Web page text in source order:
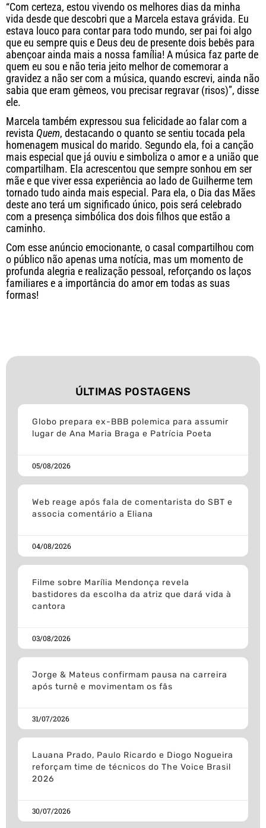
“Com certeza, estou vivendo os melhores dias da minha
vida desde que descobri que a Marcela estava grávida. Eu
estava louco para contar para todo mundo, ser pai foi algo
que eu sempre quis e Deus deu de presente dois bebês para
abençoar ainda mais a nossa família! A música faz parte de
quem eu sou e não teria jeito melhor de comemorar a
gravidez a não ser com a música, quando escrevi, ainda não
sabia que eram gêmeos, vou precisar regravar (risos)”, disse
ele.
Marcela também expressou sua felicidade ao falar com a
revista Quem, destacando o quanto se sentiu tocada pela
homenagem musical do marido. Segundo ela, foi a canção
mais especial que já ouviu e simboliza o amor e a união que
compartilham. Ela acrescentou que sempre sonhou em ser
mãe e que viver essa experiência ao lado de Guilherme tem
tornado tudo ainda mais especial. Para ela, o Dia das Mães
deste ano terá um significado único, pois será celebrado
com a presença simbólica dos dois filhos que estão a
caminho.
Com esse anúncio emocionante, o casal compartilhou com
o público não apenas uma notícia, mas um momento de
profunda alegria e realização pessoal, reforçando os laços
familiares e a importância do amor em todas as suas
formas!
ÚLTIMAS POSTAGENS
Globo prepara ex-BBB polemica para assumir
lugar de Ana Maria Braga e Patrícia Poeta
05/08/2026
Web reage após fala de comentarista do SBT e
associa comentário a Eliana
04/08/2026
Filme sobre Marília Mendonça revela
bastidores da escolha da atriz que dará vida à
cantora
03/08/2026
Jorge & Mateus confirmam pausa na carreira
após turnê e movimentam os fãs
31/07/2026
Lauana Prado, Paulo Ricardo e Diogo Nogueira
reforçam time de técnicos do The Voice Brasil
2026
30/07/2026